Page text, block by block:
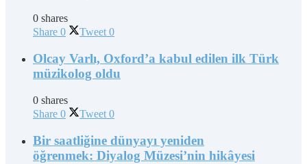
0 shares
Share 0 Tweet 0
Olcay Varlı, Oxford’a kabul edilen ilk Türk
müzikolog oldu
0 shares
Share 0 Tweet 0
Bir saatliğine dünyayı yeniden
öğrenmek: Diyalog Müzesi’nin hikâyesi